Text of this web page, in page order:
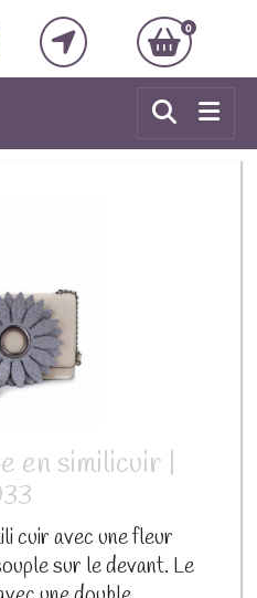
0
en similicuir |
cuir avec une fleur
sur le devant. Le